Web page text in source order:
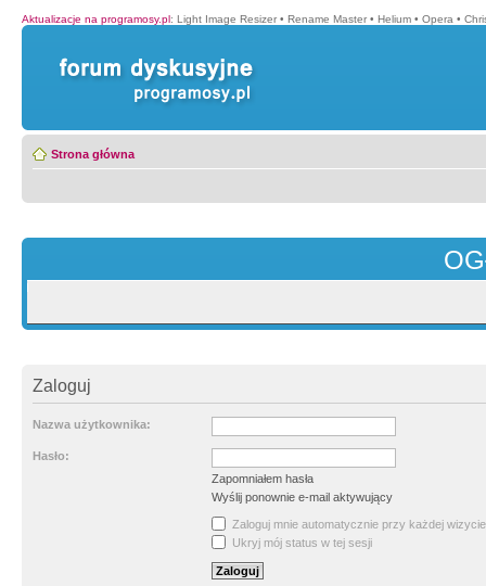
Aktualizacje na programosy.pl: Light Image Resizer • Rename Master • Helium • Opera •
Strona główna
Zaloguj
Nazwa użytkownika:
Hasło:
Zapomniałem hasła
Wyślij ponownie e-mail aktywujący
Zaloguj mnie automatycznie przy każdej wizycie
Ukryj mój status w tej sesji